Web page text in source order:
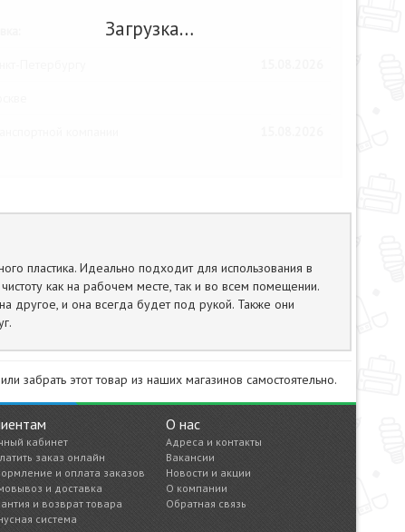
Загрузка…
пластика. Идеально подходит для использования в
как на рабочем месте, так и во всем помещении.
другое, и она всегда будет под рукой. Также они
забрать этот товар из наших магазинов самостоятельно.
кабинет
заказ онлайн
и оплата заказов
и доставка
и возврат товара
система
О нас
Адреса и контакты
Вакансии
Новости и акции
О компании
Обратная связь